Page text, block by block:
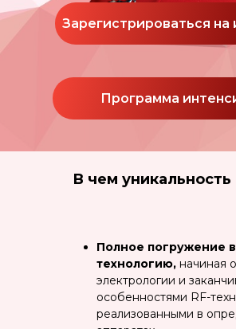
Зарегистрироваться на
Программа
Полное погружение в
технологию, начиная
электрологии и
особенностями RF-
реализованными в
В чем уникальность